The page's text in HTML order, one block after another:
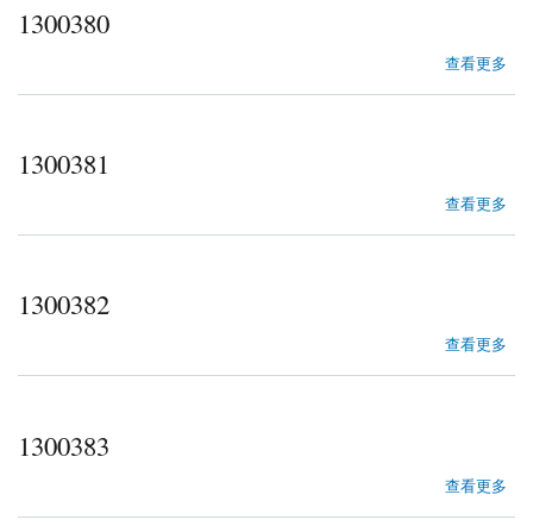
1300380
查看更多
1300381
查看更多
1300382
查看更多
1300383
查看更多